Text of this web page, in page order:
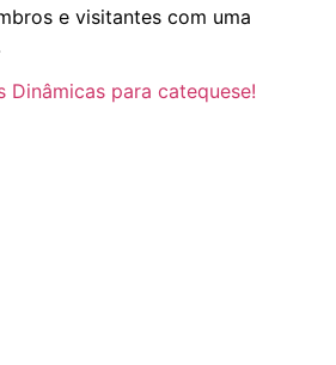
e visitantes com uma